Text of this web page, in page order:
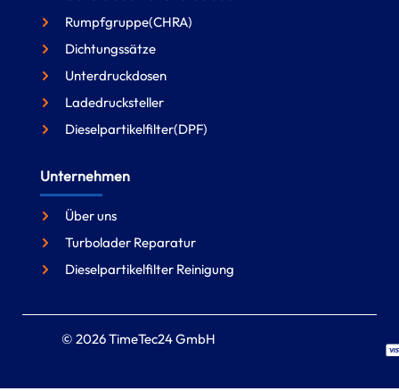
Rumpfgruppe(CHRA)
Dichtungssätze
Unterdruckdosen
Ladedrucksteller
Dieselpartikelfilter(DPF)
Unternehmen
Über uns
Turbolader Reparatur
Dieselpartikelfilter Reinigung
© 2026 TimeTec24 GmbH